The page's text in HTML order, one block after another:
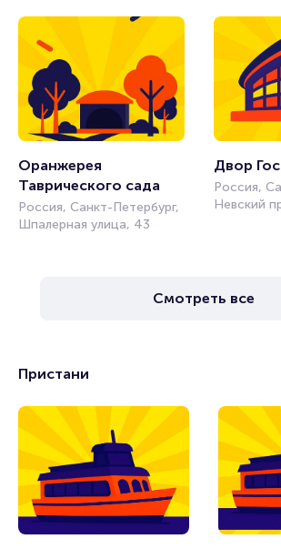
Оранжерея
Таврического сада
Россия, Санкт-Петербург,
Шпалерная улица, 43
Двор
Россия,
Невский
Смотреть все
Пристани